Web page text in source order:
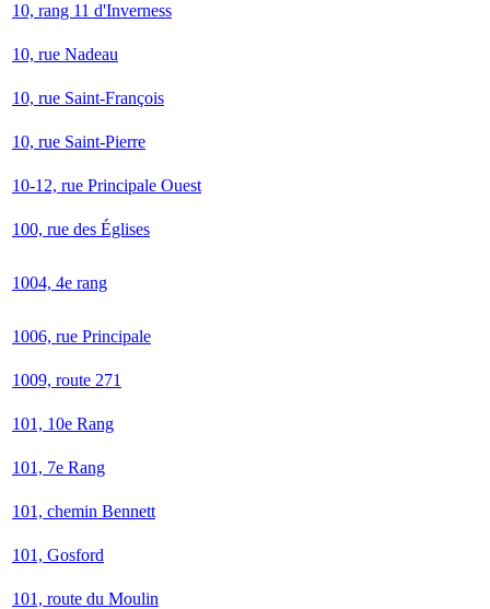
10, rang 11 d'Inverness
10, rue Nadeau
10, rue Saint-François
10, rue Saint-Pierre
10-12, rue Principale Ouest
100, rue des Églises
1004, 4e rang
1006, rue Principale
1009, route 271
101, 10e Rang
101, 7e Rang
101, chemin Bennett
101, Gosford
101, route du Moulin